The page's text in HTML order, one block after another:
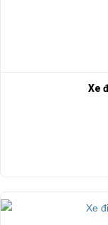
Xe